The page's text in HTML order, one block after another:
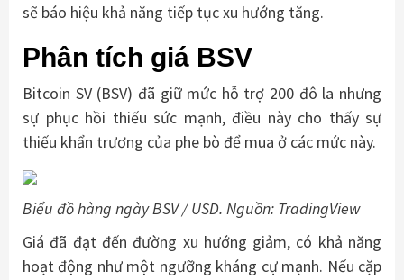
sẽ báo hiệu khả năng tiếp tục xu hướng tăng.
Phân tích giá BSV
Bitcoin SV (BSV) đã giữ mức hỗ trợ 200 đô la nhưng
sự phục hồi thiếu sức mạnh, điều này cho thấy sự
thiếu khẩn trương của phe bò để mua ở các mức này.
Biểu đồ hàng ngày BSV / USD. Nguồn: TradingView
Giá đã đạt đến đường xu hướng giảm, có khả năng
hoạt động như một ngưỡng kháng cự mạnh. Nếu cặp